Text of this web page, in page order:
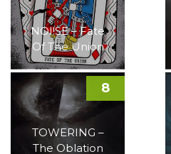
NOI!SE – Fate
Of The Union
TOWERING –
The Oblation
8